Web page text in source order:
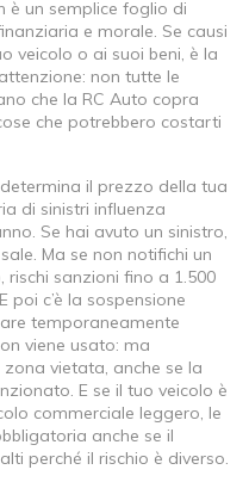
è un semplice foglio di
e morale. Se causi
veicolo o ai suoi beni, è la
non tutte le
che la RC Auto copra
che potrebbero costarti
il prezzo della tua
di sinistri influenza
Se hai avuto un sinistro,
Ma se non notifichi un
sanzioni fino a 1.500
poi c’è la sospensione
temporaneamente
viene usato: ma
vietata, anche se la
E se il tuo veicolo è
commerciale leggero, le
anche se il
perché il rischio è diverso.